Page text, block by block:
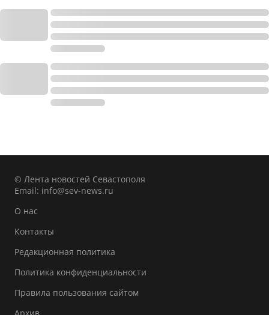
© Лента новостей Севастополя
Email: info@sev-news.ru
О нас
Контакты
Редакционная политика
Политика конфиденциальности
Правила пользования сайтом
Архив